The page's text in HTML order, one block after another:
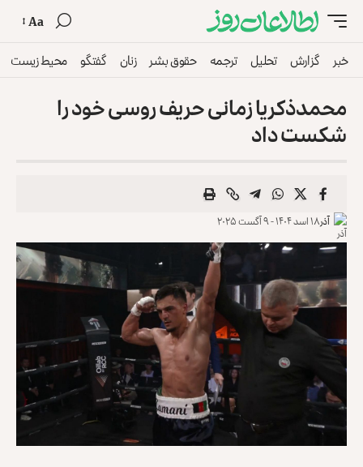
Aa
خبر گزارش تحلیل ترجمه حقوق بشر زنان گفتگو محیط زیست
محمدذکریا زمانی حریف روسی خود را
شکست داد
آذر۱۸ اسد ۱۴۰۴ - ۹ آگست ۲۰۲۵